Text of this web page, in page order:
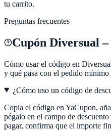
tu carrito.
Preguntas frecuentes
Cupón Diversual –
Cómo usar el código en
y qué pasa con el pedido
¿Cómo uso un código de
Copia el código en YaCupon,
pégalo en el campo de
pagar, confirma que el importe